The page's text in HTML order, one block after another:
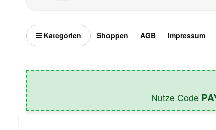
Kategorien Shoppen AGB Impressum
Nutze Code